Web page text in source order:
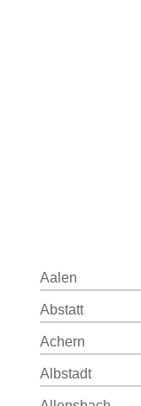
Aalen
Abstatt
Achern
Albstadt